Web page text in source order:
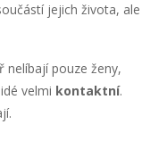
jejich života, ale
nelíbají pouze ženy,
velmi kontaktní.